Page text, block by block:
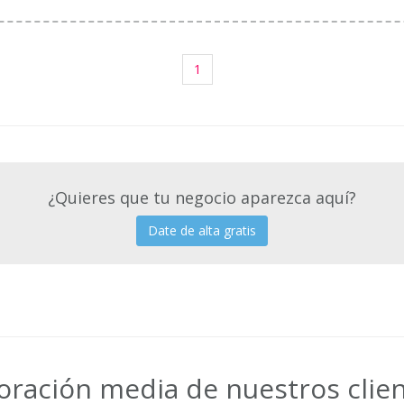
1
¿Quieres que tu negocio aparezca aquí?
Date de alta gratis
media de nuestros